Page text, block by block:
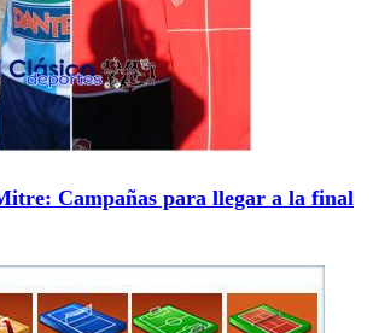
Campañas para llegar a la final